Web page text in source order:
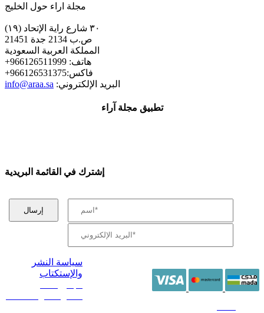
مجلة اراء حول الخليج
٣٠ شارع راية الإتحاد (١٩)
ص.ب 2134 جدة 21451
المملكة العربية السعودية
+هاتف: 966126511999
+فاكس:966126531375
info@araa.sa :البريد الإلكتروني
تطبيق مجلة آراء
إشترك في القائمة البريدية
سياسة النشر
والإستكتاب